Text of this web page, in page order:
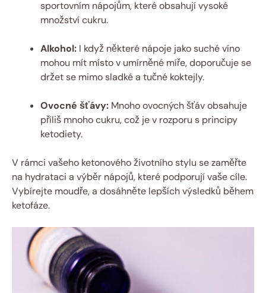
sportovním nápojům, které obsahují vysoké
množství cukru.
Alkohol: I když některé nápoje jako suché víno
mohou mít místo v umírněné míře, doporučuje se
držet se mimo sladké a tučné koktejly.
Ovocné šťávy: Mnoho ovocných šťáv obsahuje
příliš mnoho cukru, což je v rozporu s principy
ketodiety.
V rámci vašeho ketonového životního stylu se zaměřte
na hydrataci a výběr nápojů, které podporují vaše cíle.
Vybírejte moudře, a dosáhněte lepších výsledků během
ketofáze.